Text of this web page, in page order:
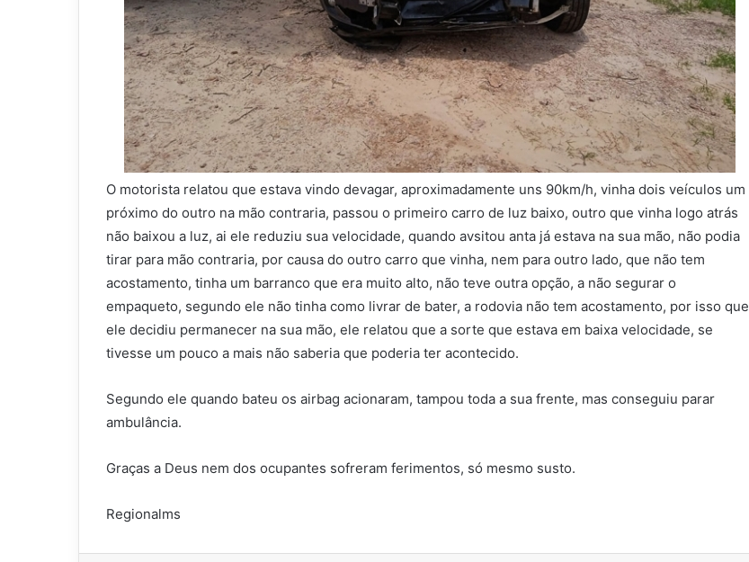
O motorista relatou que estava vindo devagar, aproximadamente uns 90km/h, vinha dois veículos um
próximo do outro na mão contraria, passou o primeiro carro de luz baixo, outro que vinha logo atrás
não baixou a luz, ai ele reduziu sua velocidade, quando avsitou anta já estava na sua mão, não podia
tirar para mão contraria, por causa do outro carro que vinha, nem para outro lado, que não tem
acostamento, tinha um barranco que era muito alto, não teve outra opção, a não segurar o
empaqueto, segundo ele não tinha como livrar de bater, a rodovia não tem acostamento, por isso que
ele decidiu permanecer na sua mão, ele relatou que a sorte que estava em baixa velocidade, se
tivesse um pouco a mais não saberia que poderia ter acontecido.
Segundo ele quando bateu os airbag acionaram, tampou toda a sua frente, mas conseguiu parar
ambulância.
Graças a Deus nem dos ocupantes sofreram ferimentos, só mesmo susto.
Regionalms